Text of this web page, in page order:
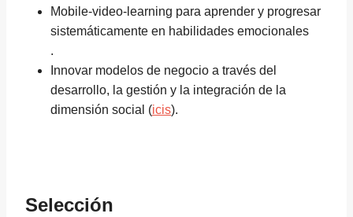
Mobile-video-learning para aprender y progresar
sistemáticamente en habilidades emocionales
.
Innovar modelos de negocio a través del
desarrollo, la gestión y la integración de la
dimensión social (icis).
Selección